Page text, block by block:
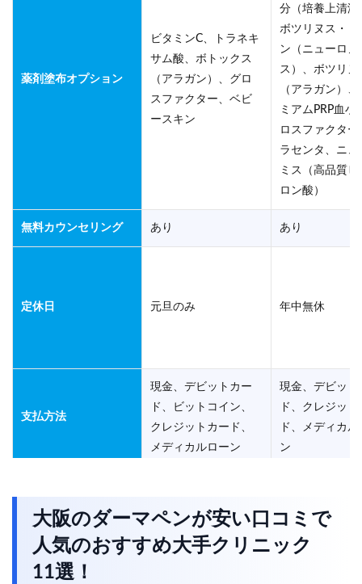
薬剤塗布オプション
ビタミンC、トラネキ
サム酸、ボトックス
（アラガン）、グロ
スファクター、ベビ
ースキン
分（培養上清液
ボツリヌス・ト
ン（ニューロノ
ス）、ボツリヌ
（アラガン）
ミアムPRP血小
ロスファクター
ラセンタ、ニュ
ミス（高品質ヒ
ロン酸）
無料カウンセリング あり あり
定休日 元旦のみ 年中無休
支払方法
現金、デビットカー
ド、ビットコイン、
クレジットカード、
メディカルローン
現金、デビット
ド、クレジット
ド、メディカル
ン
住所
大阪府大阪市北区茶
大阪府大阪市北
大阪のダーマペンが安い口コミで
人気のおすすめ大手クリニック
11選！